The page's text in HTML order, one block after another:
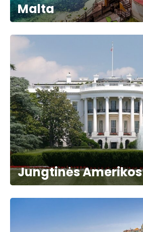
Malta
Jungtinės